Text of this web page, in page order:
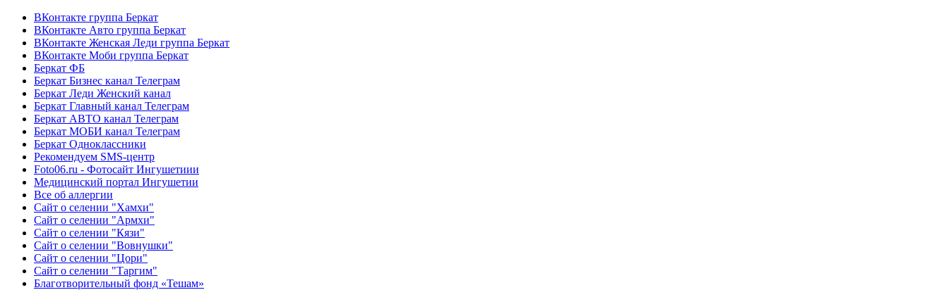
ВКонтакте группа Беркат
ВКонтакте Авто группа Беркат
ВКонтакте Женская Леди группа Беркат
ВКонтакте Моби группа Беркат
Беркат ФБ
Беркат Бизнес канал Телеграм
Беркат Леди Женский канал
Беркат Главный канал Телеграм
Беркат АВТО канал Телеграм
Беркат МОБИ канал Телеграм
Беркат Одноклассники
Рекомендуем SMS-центр
Foto06.ru - Фотосайт Ингушетиии
Медицинский портал Ингушетии
Все об аллергии
Сайт о селении "Хамхи"
Сайт о селении "Армхи"
Сайт о селении "Кязи"
Сайт о селении "Вовнушки"
Сайт о селении "Цори"
Сайт о селении "Таргим"
Благотворительный фонд «Тешам»